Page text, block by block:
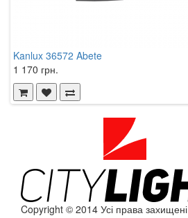
Kanlux 36572 Abete
1 170 грн.
Copyright © 2014 Усі права захищені